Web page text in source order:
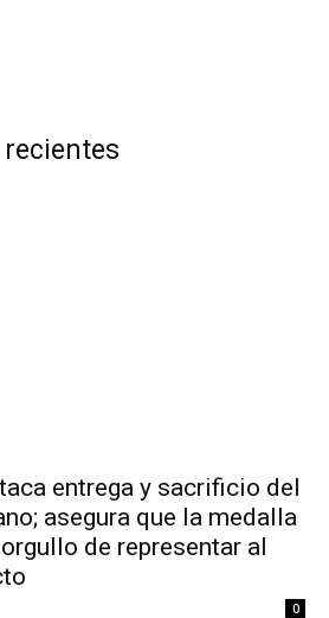
entrega y sacrificio del
asegura que la medalla
de representar al
0